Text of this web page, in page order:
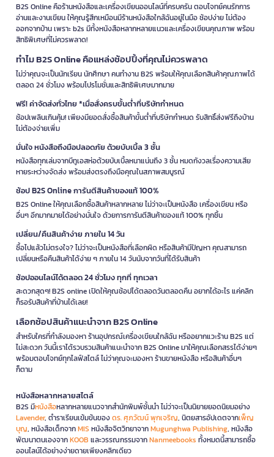
B2S Online คือร้านหนังสือและเครื่องเขียนออนไลน์ที่ครบครัน ตอบโจทย์คนรักการ
อ่านและงานเขียน ให้คุณรู้สึกเหมือนมีร้านหนังสือใกล้ฉันอยู่ในมือ ช้อปง่าย ไม่ต้อง
ออกจากบ้าน เพราะ b2s มีทั้งหนังสือหลากหลายแนวและเครื่องเขียนคุณภาพ พร้อม
สิทธิพิเศษที่ไม่ควรพลาด!
ทำไม B2S Online คือแหล่งช้อปปิ้งที่คุณไม่ควรพลาด
ไม่ว่าคุณจะเป็นนักเรียน นักศึกษา คนทำงาน B2S พร้อมให้คุณเลือกสินค้าคุณภาพได้
ตลอด 24 ชั่วโมง พร้อมโปรโมชั่นและสิทธิพิเศษมากมาย
ฟรี! ค่าจัดส่งทั่วไทย *เมื่อสั่งครบขั้นต่ำที่บริษัทกำหนด
ช้อปเพลินเกินคุ้ม! เพียงมียอดสั่งซื้อสินค้าขั้นต่ำที่บริษัทกำหนด รับสิทธิ์ส่งฟรีถึงบ้าน
ไม่ต้องจ่ายเพิ่ม
มั่นใจ หนังสือถึงมือปลอดภัย ด้วยบับเบิ้ล 3 ชั้น
หนังสือทุกเล่มจากบีทูเอสห่อด้วยบับเบิ้ลหนาแน่นถึง 3 ชั้น หมดกังวลเรื่องความเสีย
หายระหว่างจัดส่ง พร้อมส่งตรงถึงมือคุณในสภาพสมบูรณ์
ช้อป B2S Online การันตีสินค้าของแท้ 100%
B2S Online ให้คุณเลือกซื้อสินค้าหลากหลาย ไม่ว่าจะเป็นหนังสือ เครื่องเขียน หรือ
อื่นๆ อีกมากมายได้อย่างมั่นใจ ด้วยการการันตีสินค้าของแท้ 100% ทุกชิ้น
เปลี่ยน/คืนสินค้าง่าย ภายใน 14 วัน
ซื้อไปแล้วไม่ตรงใจ? ไม่ว่าจะเป็นหนังสือที่เลือกผิด หรือสินค้ามีปัญหา คุณสามารถ
เปลี่ยนหรือคืนสินค้าได้ง่าย ๆ ภายใน 14 วันนับจากวันที่ได้รับสินค้า
ช้อปออนไลน์ได้ตลอด 24 ชั่วโมง ทุกที่ ทุกเวลา
สะดวกสุดๆ! B2S online เปิดให้คุณช้อปได้ตลอดวันตลอดคืน อยากได้อะไร แค่คลิก
ก็รอรับสินค้าที่บ้านได้เลย!
เลือกช้อปสินค้าแนะนำจาก B2S Online
สำหรับใครที่กำลังมองหา ร้านอุปกรณ์เครื่องเขียนใกล้ฉัน หรืออยากแวะร้าน B2S แต่
ไม่สะดวก วันนี้เราได้รวบรวมสินค้าแนะนำจาก B2S Online มาให้คุณเลือกสรรได้ง่ายๆ
พร้อมตอบโจทย์ทุกไลฟ์สไตล์ ไม่ว่าคุณจะมองหา ร้านขายหนังสือ หรือสินค้าอื่นๆ
ก็ตาม
หนังสือหลากหลายสไตล์
B2S มีหนังสือหลากหลายแนวจากสำนักพิมพ์ชั้นนำ ไม่ว่าจะเป็นนิยายยอดนิยมอย่าง
Lavender, ตำราเรียนเข้มข้นของดร. ศุภวัฒน์ พุกเจริญ, นิตยสารอัปเดตจากเพ็ญ
บุญ, หนังสือเด็กจากMIS หนังสือจิตวิทยาจากMugunghwa Publishing, หนังสือ
พัฒนาตนเองจากKOOB และวรรณกรรมจากNanmeebooks ทั้งหมดนี้สามารถซื้อ
ออนไลน์ได้อย่างง่ายดายเพียงคลิกเดียว